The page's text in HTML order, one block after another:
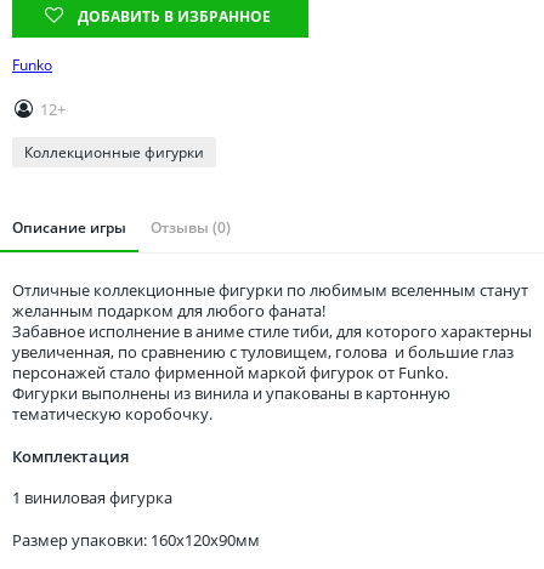
Томская область
Тюменская область
Удмуртия
Ульяновская область
ДОБАВИТЬ В ИЗБРАННОЕ
Funko
12+
Коллекционные фигурки
Описание игры Отзывы (0)
Отличные коллекционные фигурки по любимым вселенным станут
желанным подарком для любого фаната!
Забавное исполнение в аниме стиле тиби, для которого характерны
увеличенная, по сравнению с туловищем, голова и большие глаз
персонажей стало фирменной маркой фигурок от Funko.
Фигурки выполнены из винила и упакованы в картонную
тематическую коробочку.
Комплектация
1 виниловая фигурка
Размер упаковки: 160x120x90мм